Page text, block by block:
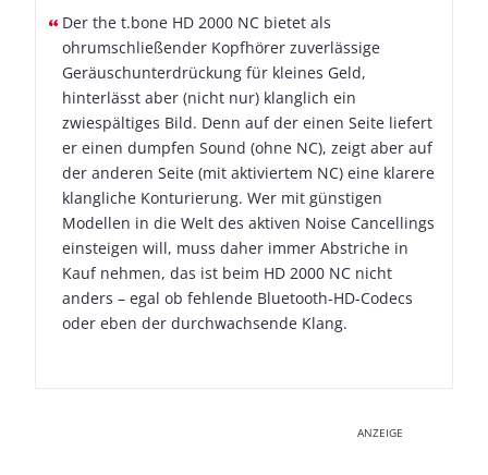
Der the t.bone HD 2000 NC bietet als
ohrumschließender Kopfhörer zuverlässige
Geräuschunterdrückung für kleines Geld,
hinterlässt aber (nicht nur) klanglich ein
zwiespältiges Bild. Denn auf der einen Seite liefert
er einen dumpfen Sound (ohne NC), zeigt aber auf
der anderen Seite (mit aktiviertem NC) eine klarere
klangliche Konturierung. Wer mit günstigen
Modellen in die Welt des aktiven Noise Cancellings
einsteigen will, muss daher immer Abstriche in
Kauf nehmen, das ist beim HD 2000 NC nicht
anders – egal ob fehlende Bluetooth-HD-Codecs
oder eben der durchwachsende Klang.
ANZEIGE